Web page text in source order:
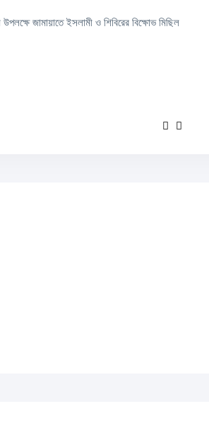
উপলক্ষে জামায়াতে ইসলামী ও শিবিরের বিক্ষোভ মিছিল
আলজেরিয়ার বিরুদ্ধে দুর্দান্ত হ্যাটট্রিক এবং